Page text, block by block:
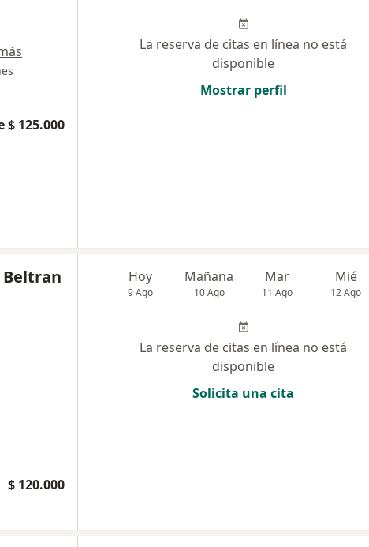
$ 125.000
La reserva de citas en línea no está
disponible
Mostrar perfil
Beltran
$ 120.000
Hoy
9 Ago
Mañana
10 Ago
Mar
11 Ago
Mié
12 Ago
La reserva de citas en línea no está
disponible
Solicita una cita